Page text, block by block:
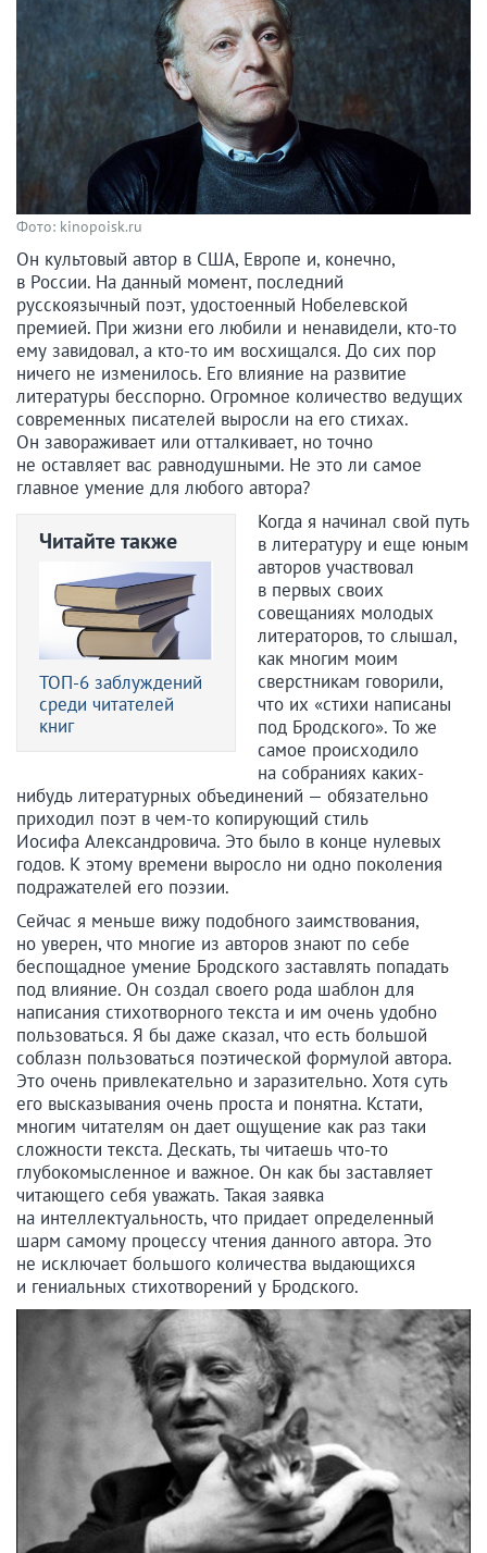
Фото: kinopoisk.ru
Он культовый автор в США, Европе и, конечно,
в России. На данный момент, последний
русскоязычный поэт, удостоенный Нобелевской
премией. При жизни его любили и ненавидели, кто-то
ему завидовал, а кто-то им восхищался. До сих пор
ничего не изменилось. Его влияние на развитие
литературы бесспорно. Огромное количество ведущих
современных писателей выросли на его стихах.
Он завораживает или отталкивает, но точно
не оставляет вас равнодушными. Не это ли самое
главное умение для любого автора?
Читайте также
ТОП-6 заблуждений
среди читателей
книг
Когда я начинал свой путь
в литературу и еще юным
авторов участвовал
в первых своих
совещаниях молодых
литераторов, то слышал,
как многим моим
сверстникам говорили,
что их «стихи написаны
под Бродского». То же
самое происходило
на собраниях каких-
нибудь литературных объединений — обязательно
приходил поэт в чем-то копирующий стиль
Иосифа Александровича. Это было в конце нулевых
годов. К этому времени выросло ни одно поколения
подражателей его поэзии.
Сейчас я меньше вижу подобного заимствования,
но уверен, что многие из авторов знают по себе
беспощадное умение Бродского заставлять попадать
под влияние. Он создал своего рода шаблон для
написания стихотворного текста и им очень удобно
пользоваться. Я бы даже сказал, что есть большой
соблазн пользоваться поэтической формулой автора.
Это очень привлекательно и заразительно. Хотя суть
его высказывания очень проста и понятна. Кстати,
многим читателям он дает ощущение как раз таки
сложности текста. Дескать, ты читаешь что-то
глубокомысленное и важное. Он как бы заставляет
читающего себя уважать. Такая заявка
на интеллектуальность, что придает определенный
шарм самому процессу чтения данного автора. Это
не исключает большого количества выдающихся
и гениальных стихотворений у Бродского.